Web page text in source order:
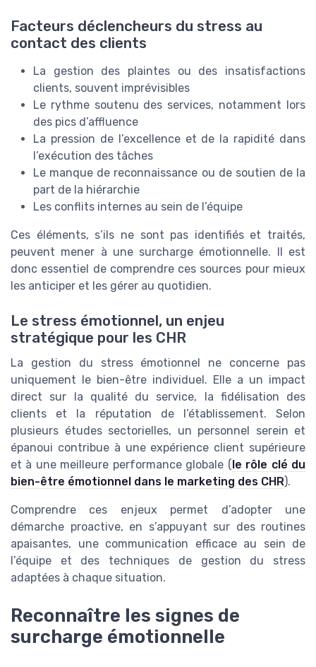
Facteurs déclencheurs du stress au
contact des clients
La gestion des plaintes ou des insatisfactions
clients, souvent imprévisibles
Le rythme soutenu des services, notamment lors
des pics d’affluence
La pression de l’excellence et de la rapidité dans
l’exécution des tâches
Le manque de reconnaissance ou de soutien de la
part de la hiérarchie
Les conflits internes au sein de l’équipe
Ces éléments, s’ils ne sont pas identifiés et traités,
peuvent mener à une surcharge émotionnelle. Il est
donc essentiel de comprendre ces sources pour mieux
les anticiper et les gérer au quotidien.
Le stress émotionnel, un enjeu
stratégique pour les CHR
La gestion du stress émotionnel ne concerne pas
uniquement le bien-être individuel. Elle a un impact
direct sur la qualité du service, la fidélisation des
clients et la réputation de l’établissement. Selon
plusieurs études sectorielles, un personnel serein et
épanoui contribue à une expérience client supérieure
et à une meilleure performance globale (le rôle clé du
bien-être émotionnel dans le marketing des CHR).
Comprendre ces enjeux permet d’adopter une
démarche proactive, en s’appuyant sur des routines
apaisantes, une communication efficace au sein de
l’équipe et des techniques de gestion du stress
adaptées à chaque situation.
Reconnaître les signes de
surcharge émotionnelle